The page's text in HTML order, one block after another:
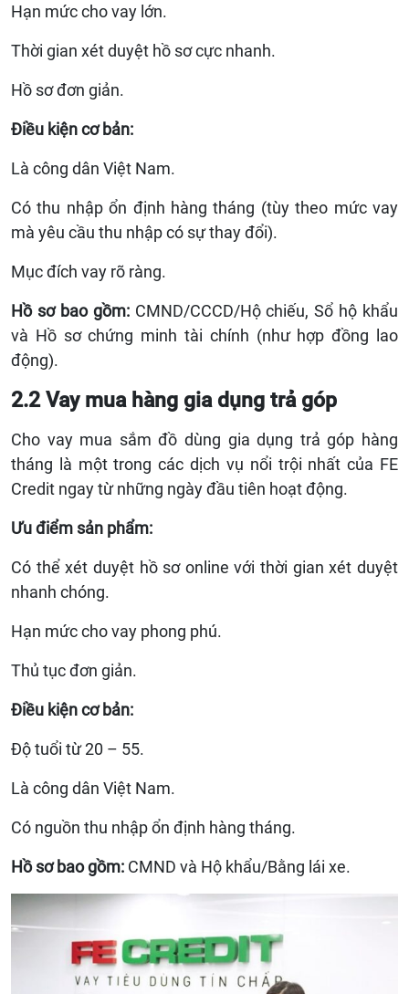
Hạn mức cho vay lớn.
Thời gian xét duyệt hồ sơ cực nhanh.
Hồ sơ đơn giản.
Điều kiện cơ bản:
Là công dân Việt Nam.
Có thu nhập ổn định hàng tháng (tùy theo mức vay
mà yêu cầu thu nhập có sự thay đổi).
Mục đích vay rõ ràng.
Hồ sơ bao gồm: CMND/CCCD/Hộ chiếu, Sổ hộ khẩu
và Hồ sơ chứng minh tài chính (như hợp đồng lao
động).
2.2 Vay mua hàng gia dụng trả góp
Cho vay mua sắm đồ dùng gia dụng trả góp hàng
tháng là một trong các dịch vụ nổi trội nhất của FE
Credit ngay từ những ngày đầu tiên hoạt động.
Ưu điểm sản phẩm:
Có thể xét duyệt hồ sơ online với thời gian xét duyệt
nhanh chóng.
Hạn mức cho vay phong phú.
Thủ tục đơn giản.
Điều kiện cơ bản:
Độ tuổi từ 20 – 55.
Là công dân Việt Nam.
Có nguồn thu nhập ổn định hàng tháng.
Hồ sơ bao gồm: CMND và Hộ khẩu/Bằng lái xe.